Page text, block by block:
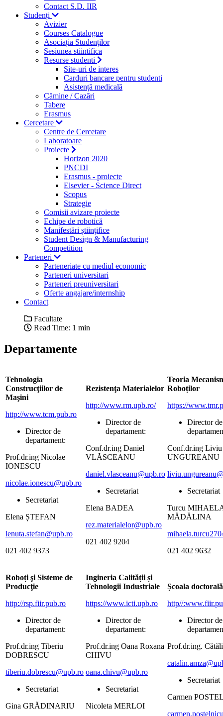
Contact S.D. IIR
Studenți
Avizier
Courses Catalogue
Asociația Studenților
Sesiunea stiintifica
Resurse studenti
Site-uri de interes
Carduri bancare pentru studenti
Asistență medicală
Cămine / Cazări
Tabere
Erasmus
Cercetare
Centre de Cercetare
Laboratoare
Proiecte
Horizon 2020
PNCDI
Erasmus - proiecte
Elsevier - Science Direct
Scopus
Strategie
Comisii avizare proiecte
Echipe de robotică
Manifestări științifice
Student Design & Manufacturing
Competition
Parteneri
Parteneriate cu mediul economic
Parteneri universitari
Parteneri preuniversitari
Oferte angajare/internship
Contact
Facultate
Read Time: 1 min
Departamente
Tehnologia
Construcţiilor de
Maşini
http://www.tcm.pub.ro
Director de
departament:
Prof.dr.ing Nicolae
IONESCU
nicolae.ionescu@upb.ro
Secretariat
Elena ȘTEFAN
lenuta.stefan@upb.ro
021 402 9373
Rezistenţa Materialelor
http://www.rm.upb.ro/
Director de
departament:
Conf.dr.ing Daniel
VLĂSCEANU
daniel.vlasceanu@upb.ro
Secretariat
Elena BADEA
rez.materialelor@upb.ro
021 402 9204
Teoria
Roboților
https://
Director de
Conf.dr.ing
UNGUREANU
Secretariat
Turcu
MĂDĂLINA
021 402 9632
Roboți şi Sisteme de
Producţie
http://rsp.fiir.pub.ro
Director de
departament:
Prof.dr.ing Tiberiu
DOBRESCU
tiberiu.dobrescu@upb.ro
Secretariat
Gina GRĂDINARIU
Ingineria Calității și
Tehnologii Industriale
https://www.icti.upb.ro
Director de
departament:
Prof.dr.ing Oana Roxana
CHIVU
oana.chivu@upb.ro
Secretariat
Nicoleta MERLOI
Școala doctorală
http//
Director de
Prof.dr.ing.
Secretariat
Carmen